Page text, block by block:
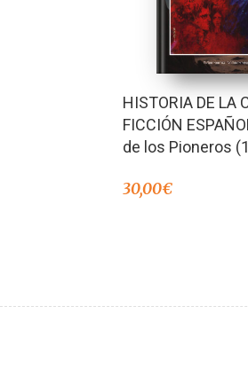
HISTORIA DE LA
FICCIÓN
de los Pioneros
30,00€